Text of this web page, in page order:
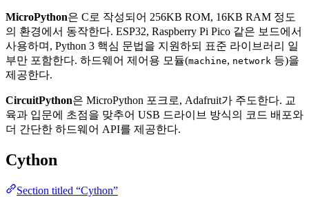
MicroPython은 C로 작성되어 256KB ROM, 16KB RAM 정도
의 환경에서 동작한다. ESP32, Raspberry Pi Pico 같은 보드에서
사용하며, Python 3 핵심 문법을 지원하되 표준 라이브러리 일
부만 포함한다. 하드웨어 제어용 모듈(machine, network 등)을
제공한다.
CircuitPython은 MicroPython 포크로, Adafruit가 주도한다. 교
육과 입문에 초점을 맞추어 USB 드라이브 방식의 코드 배포와
더 간단한 하드웨어 API를 제공한다.
Cython
Section titled “Cython”